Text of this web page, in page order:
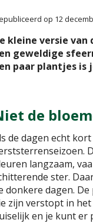
op 12
kleine versie
geweldige
paar plantjes
de
de dagen echt
langzaam,
ster.
donkere dagen.
zijn verstopt in het
en je kunt er